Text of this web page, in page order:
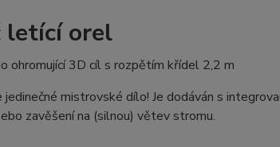
letící orel
ohromující 3D cíl s rozpětím křídel 2,2 m
mistrovské dílo! Je dodáván s
zavěšení na (silnou) větev stromu.